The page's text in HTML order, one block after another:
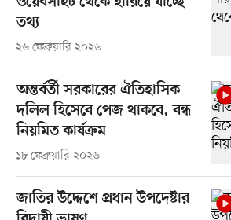
তথ্য
২৬ ফেব্রুয়ারি ২০২৬
অন্তর্বর্তী সরকারের ঐতিহাসিক
দলিল হিসেবে পেজ থাকবে, বন্ধ
নিয়মিত কার্যক্রম
১৮ ফেব্রুয়ারি ২০২৬
জাতির উদ্দেশে প্রধান উপদেষ্টার